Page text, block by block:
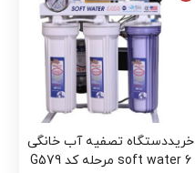
خریددستگاه تصفیه آب خانگی
soft water 6 مرحله کد G579